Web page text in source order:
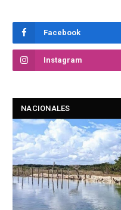
Facebook
Instagram
NACIONALES